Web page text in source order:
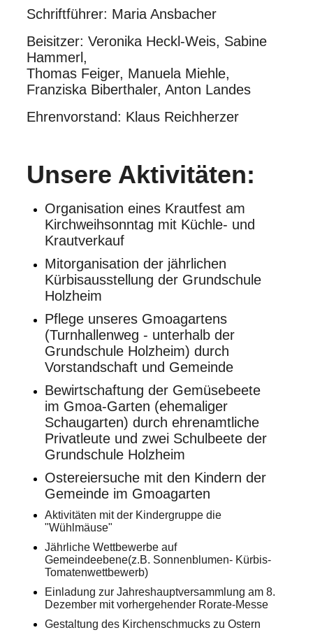
Schriftführer: Maria Ansbacher
Beisitzer: Veronika Heckl-Weis, Sabine
Hammerl,
Thomas Feiger, Manuela Miehle,
Franziska Biberthaler, Anton Landes
Ehrenvorstand: Klaus Reichherzer
Unsere Aktivitäten:
Organisation eines Krautfest am
Kirchweihsonntag mit Küchle- und
Krautverkauf
Mitorganisation der jährlichen
Kürbisausstellung der Grundschule
Holzheim
Pflege unseres Gmoagartens
(Turnhallenweg - unterhalb der
Grundschule Holzheim) durch
Vorstandschaft und Gemeinde
Bewirtschaftung der Gemüsebeete
im Gmoa-Garten (ehemaliger
Schaugarten) durch ehrenamtliche
Privatleute und zwei Schulbeete der
Grundschule Holzheim
Ostereiersuche mit den Kindern der
Gemeinde im Gmoagarten
Aktivitäten mit der Kindergruppe die
"Wühlmäuse"
Jährliche Wettbewerbe auf
Gemeindeebene(z.B. Sonnenblumen- Kürbis-
Tomatenwettbewerb)
Einladung zur Jahreshauptversammlung am 8.
Dezember mit vorhergehender Rorate-Messe
Gestaltung des Kirchenschmucks zu Ostern